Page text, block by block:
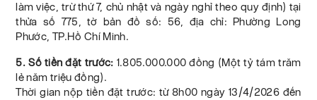
làm việc, trừ thứ 7, chủ nhật và ngày nghỉ theo quy định) tại
thửa số 775, tờ bản đồ số: 56, địa chỉ: Phường Long
Phước, TP.Hồ Chí Minh.
5. Số tiền đặt trước: 1.805.000.000 đồng (Một tỷ tám trăm
lẻ năm triệu đồng).
Thời gian nộp tiền đặt trước: từ 8h00 ngày 13/4/2026 đến